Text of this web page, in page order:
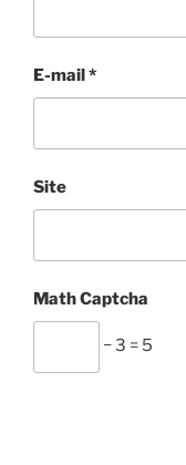
E-mail*
Site
Math Captcha
− 3 = 5